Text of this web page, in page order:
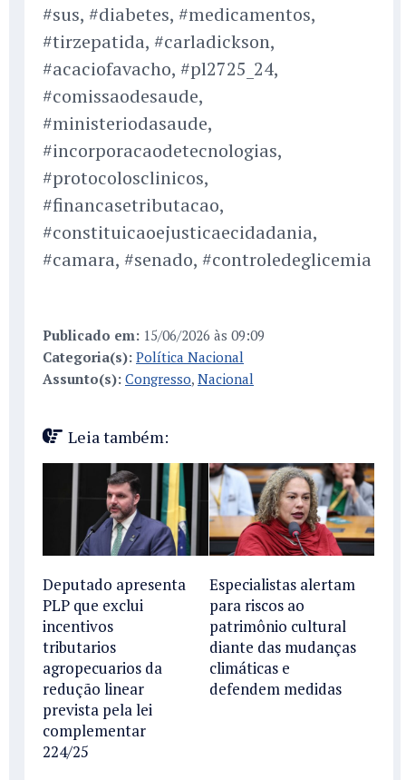
#sus, #diabetes, #medicamentos,
#tirzepatida, #carladickson,
#acaciofavacho, #pl2725_24,
#comissaodesaude,
#ministeriodasaude,
#incorporacaodetecnologias,
#protocolosclinicos,
#financasetributacao,
#constituicaoejusticaecidadania,
#camara, #senado, #controledeglicemia
Publicado em: 15/06/2026 às 09:09
Categoria(s): Política Nacional
Assunto(s): Congresso, Nacional
Leia também:
Deputado apresenta
PLP que exclui
incentivos
tributarios
agropecuarios da
redução linear
prevista pela lei
complementar
224/25
Especialistas alertam
para riscos ao
patrimônio cultural
diante das mudanças
climáticas e
defendem medidas